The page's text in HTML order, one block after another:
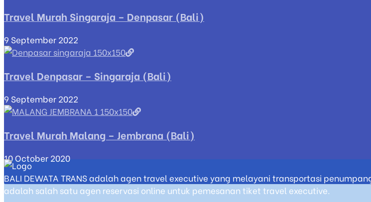
Travel Murah Singaraja – Denpasar (Bali)
9 September 2022
Travel Denpasar – Singaraja (Bali)
9 September 2022
Travel Murah Malang – Jembrana (Bali)
10 October 2020
BALI DEWATA TRANS adalah agen travel executive yang melayani transportasi
adalah salah satu agen reservasi online untuk pemesanan tiket travel executive.